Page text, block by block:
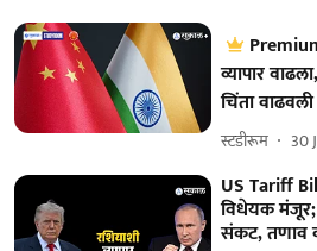
व्यापार
चिंता वाढवली
स्टडीरूम 30
US Tariff
विधेयक
संकट, तणाव